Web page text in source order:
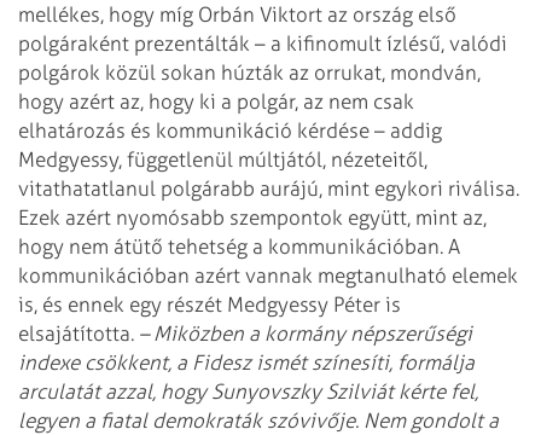
mellékes, hogy míg Orbán Viktort az ország első
polgáraként prezentálták – a kifinomult ízlésű, valódi
polgárok közül sokan húzták az orrukat, mondván,
hogy azért az, hogy ki a polgár, az nem csak
elhatározás és kommunikáció kérdése – addig
Medgyessy, függetlenül múltjától, nézeteitől,
vitathatatlanul polgárabb aurájú, mint egykori riválisa.
Ezek azért nyomósabb szempontok együtt, mint az,
hogy nem átütő tehetség a kommunikációban. A
kommunikációban azért vannak megtanulható elemek
is, és ennek egy részét Medgyessy Péter is
elsajátította. – Miközben a kormány népszerűségi
indexe csökkent, a Fidesz ismét színesíti, formálja
arculatát azzal, hogy Sunyovszky Szilviát kérte fel,
legyen a fiatal demokraták szóvivője. Nem gondolt a